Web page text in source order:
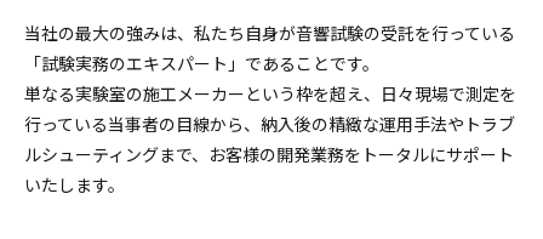
当社の最大の強みは、私たち自身が音響試験の受託を行っている
「試験実務のエキスパート」であることです。
単なる実験室の施工メーカーという枠を超え、日々現場で測定を
行っている当事者の目線から、納入後の精緻な運用手法やトラブ
ルシューティングまで、お客様の開発業務をトータルにサポート
いたします。